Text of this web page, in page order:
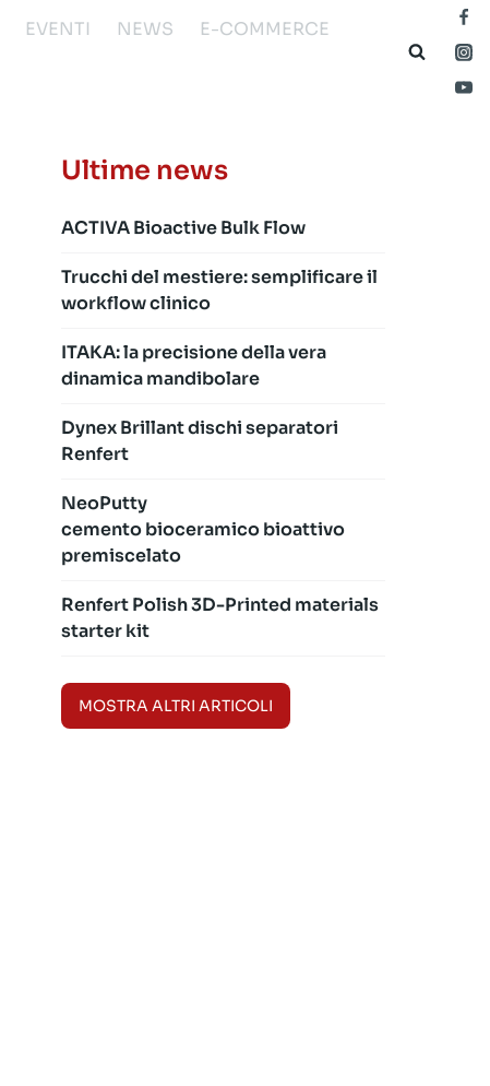
EVENTI NEWS
E-COMMERCE
Ultime news
ACTIVA Bioactive Bulk Flow
Trucchi del mestiere: semplificare il
workflow clinico
ITAKA: la precisione della vera
dinamica mandibolare
Dynex Brillant dischi separatori
Renfert
NeoPutty
cemento bioceramico bioattivo
premiscelato
Renfert Polish 3D-Printed materials
starter kit
MOSTRA ALTRI ARTICOLI